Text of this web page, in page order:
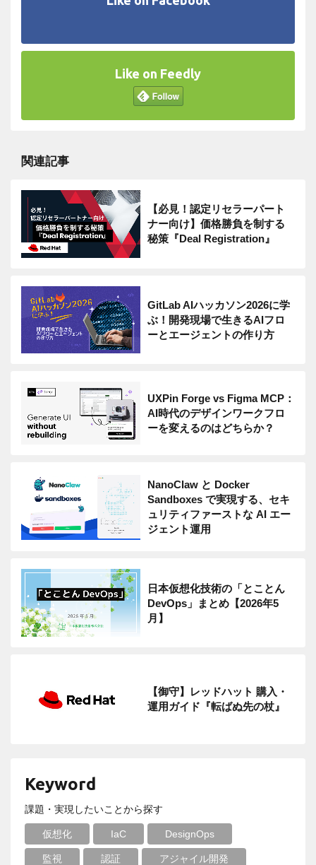
Like on Feedly
関連記事
【必見！認定リセラーパート
ナー向け】価格勝負を制する
秘策『Deal Registration』
GitLab AIハッカソン2026に学
ぶ！開発現場で生きるAIフロ
ーとエージェントの作り方
UXPin Forge vs Figma MCP：
AI時代のデザインワークフロ
ーを変えるのはどちらか？
NanoClaw と Docker
Sandboxes で実現する、セキ
ュリティファーストな AI エー
ジェント運用
日本仮想化技術の「とことん
DevOps」まとめ【2026年5
月】
【御守】レッドハット 購入・
運用ガイド『転ばぬ先の杖』
Keyword
課題・実現したいことから探す
仮想化 IaC DesignOps
監視 認証 アジャイル開発